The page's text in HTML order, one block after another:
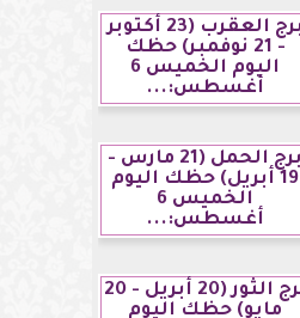
برج العقرب (23 أكتوبر
- 21 نوفمبر) حظك
اليوم الخميس 6
أغسطس:...
برج الحمل (21 مارس -
19 أبريل) حظك اليوم
الخميس 6
أغسطس:...
برج الثور (20 أبريل - 20
مايو) حظك اليوم